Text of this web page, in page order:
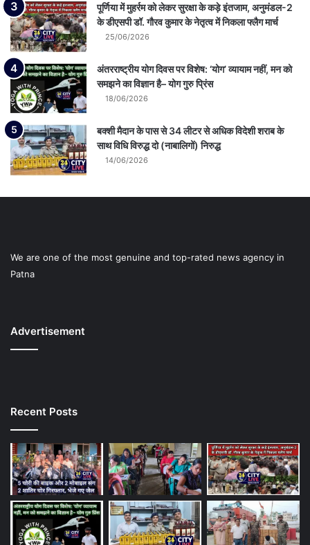
पूर्णिया में मुहर्रम को लेकर सुरक्षा के कड़े इंतजाम, अनुमंडल-2
के डीएसपी डॉ. गौरव कुमार के नेतृत्व में निकला फ्लैग मार्च
25/06/2026
अंतरराष्ट्रीय योग दिवस पर विशेष: ‘योग’ व्यायाम नहीं, मन को
समझने का विज्ञान है– योग गुरु प्रिंस
18/06/2026
बक्शी मैदान के पास से 34 लीटर से अधिक विदेशी शराब के
साथ विधि विरुद्ध दो (नाबालिगों) निरुद्ध
14/06/2026
We are one of the most genuine and top-rated news agency in
Patna
Advertisement
Recent Posts